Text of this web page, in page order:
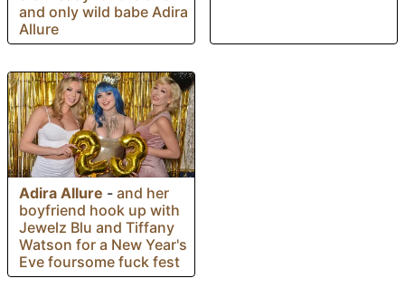
and only wild babe Adira
Allure
Adira Allure - and her
boyfriend hook up with
Jewelz Blu and Tiffany
Watson for a New Year's
Eve foursome fuck fest